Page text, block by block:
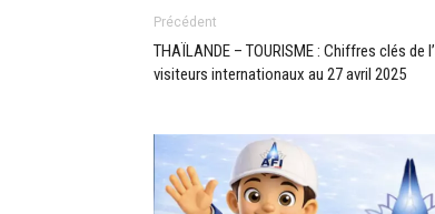
Précédent
THAÏLANDE – TOURISME : Chiffres clés de
visiteurs internationaux au 27 avril 2025